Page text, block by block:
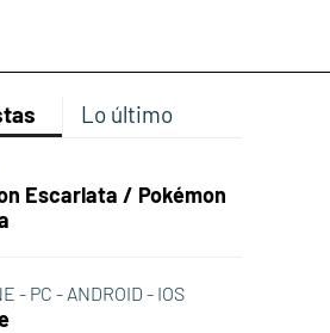
Lo último
Escarlata / Pokémon
- PC - ANDROID - IOS